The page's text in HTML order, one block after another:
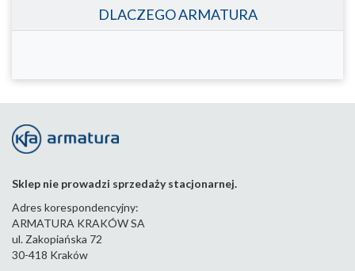
DLACZEGO ARMATURA
Sklep nie prowadzi sprzedaży stacjonarnej.
Adres korespondencyjny:
ARMATURA KRAKÓW SA
ul. Zakopiańska 72
30-418 Kraków